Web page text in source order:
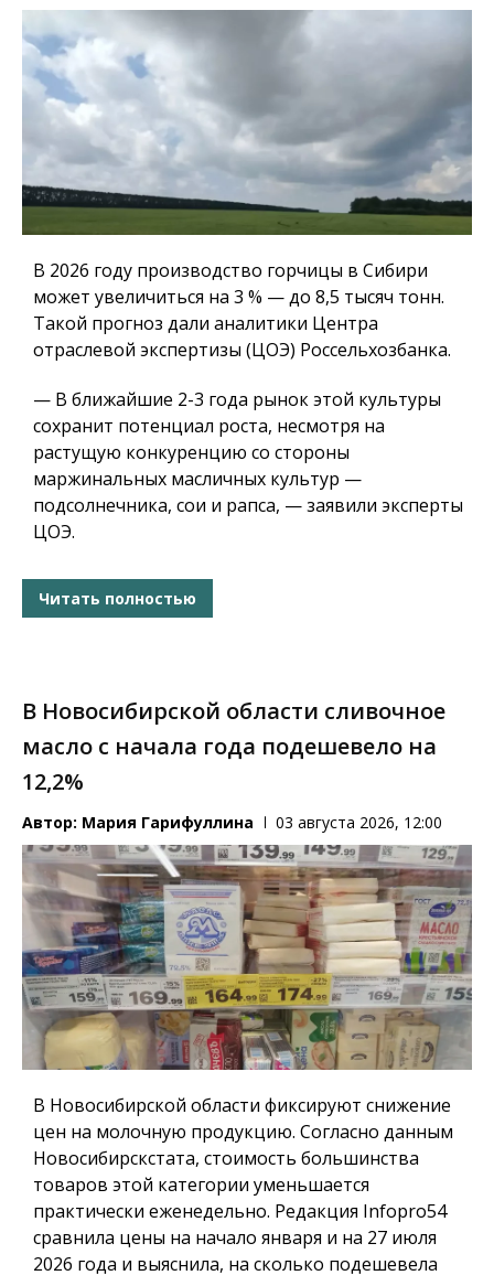
В 2026 году производство горчицы в Сибири
может увеличиться на 3 % — до 8,5 тысяч тонн.
Такой прогноз дали аналитики Центра
отраслевой экспертизы (ЦОЭ) Россельхозбанка.
— В ближайшие 2-3 года рынок этой культуры
сохранит потенциал роста, несмотря на
растущую конкуренцию со стороны
маржинальных масличных культур —
подсолнечника, сои и рапса, — заявили эксперты
ЦОЭ.
Читать полностью
В Новосибирской области сливочное
масло с начала года подешевело на
12,2%
Автор: Мария Гарифуллина 03 августа 2026, 12:00
В Новосибирской области фиксируют снижение
цен на молочную продукцию. Согласно данным
Новосибирскстата, стоимость большинства
товаров этой категории уменьшается
практически еженедельно. Редакция Infopro54
сравнила цены на начало января и на 27 июля
2026 года и выяснила, на сколько подешевела